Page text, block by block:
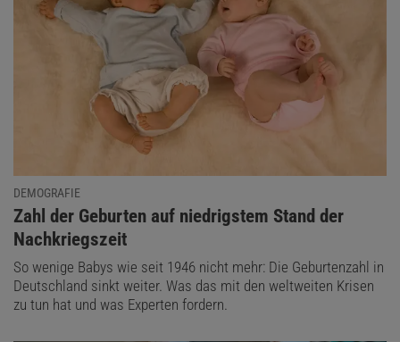
DEMOGRAFIE
:
Zahl der Geburten auf niedrigstem Stand der
Nachkriegszeit
So wenige Babys wie seit 1946 nicht mehr: Die Geburtenzahl in
Deutschland sinkt weiter. Was das mit den weltweiten Krisen
zu tun hat und was Experten fordern.